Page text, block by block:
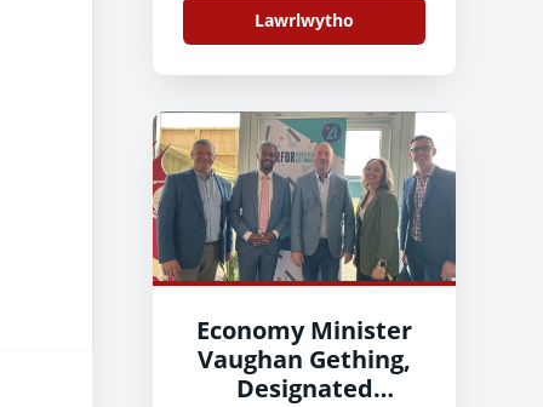
Lawrlwytho
Economy Minister
Vaughan Gething,
Designated